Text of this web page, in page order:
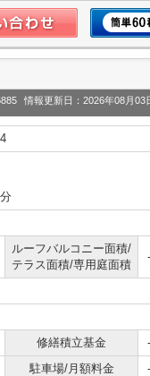
情報更新日：2026年08月03
ルーフバルコニー面積/
テラス面積/専用庭面積
修繕積立基金
-
駐車場/月額料金